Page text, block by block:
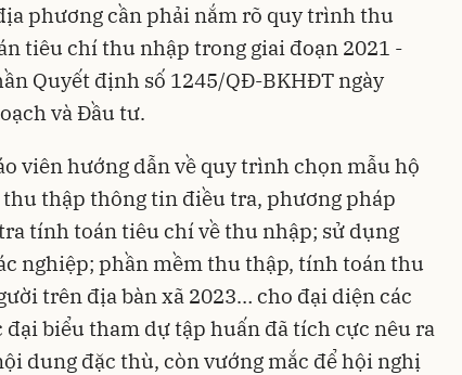
phương cần phải nắm rõ quy trình thu
tiêu chí thu nhập trong giai đoạn 2021 -
Quyết định số 1245/QĐ-BKHĐT ngày
và Đầu tư.
viên hướng dẫn về quy trình chọn mẫu hộ
thập thông tin điều tra, phương pháp
tính toán tiêu chí về thu nhập; sử dụng
nghiệp; phần mềm thu thập, tính toán thu
trên địa bàn xã 2023… cho đại diện các
đại biểu tham dự tập huấn đã tích cực nêu ra
dung đặc thù, còn vướng mắc để hội nghị